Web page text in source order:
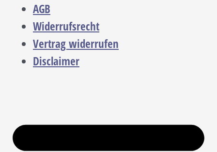
AGB
Widerrufsrecht
Vertrag widerrufen
Disclaimer